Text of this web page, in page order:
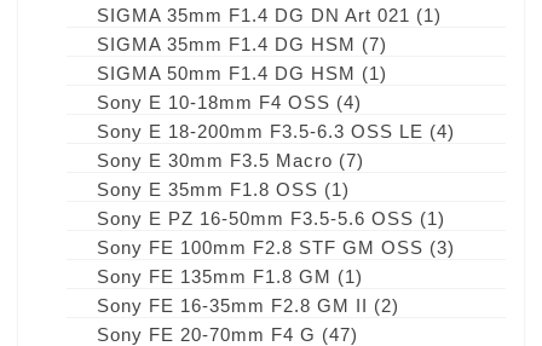
SIGMA 35mm F1.4 DG DN Art 021 (1)
SIGMA 35mm F1.4 DG HSM (7)
SIGMA 50mm F1.4 DG HSM (1)
Sony E 10-18mm F4 OSS (4)
Sony E 18-200mm F3.5-6.3 OSS LE (4)
Sony E 30mm F3.5 Macro (7)
Sony E 35mm F1.8 OSS (1)
Sony E PZ 16-50mm F3.5-5.6 OSS (1)
Sony FE 100mm F2.8 STF GM OSS (3)
Sony FE 135mm F1.8 GM (1)
Sony FE 16-35mm F2.8 GM II (2)
Sony FE 20-70mm F4 G (47)